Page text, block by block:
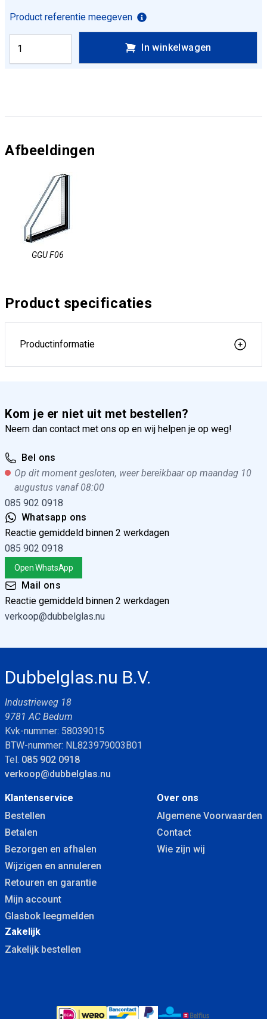
Product referentie meegeven
In winkelwagen
Afbeeldingen
GGU F06
Product specificaties
Productinformatie
Kom je er niet uit met bestellen?
Neem dan contact met ons op en wij helpen je op weg!
Bel ons
Op dit moment gesloten, weer bereikbaar op maandag 10
augustus vanaf 08:00
085 902 0918
Whatsapp ons
Reactie gemiddeld binnen 2 werkdagen
085 902 0918
Open WhatsApp
Mail ons
Reactie gemiddeld binnen 2 werkdagen
verkoop@dubbelglas.nu
Dubbelglas.nu B.V.
Industrieweg 18
9781 AC Bedum
Kvk-nummer: 58039015
BTW-nummer: NL823979003B01
Tel. 085 902 0918
verkoop@dubbelglas.nu
Klantenservice
Bestellen
Betalen
Bezorgen en afhalen
Wijzigen en annuleren
Retouren en garantie
Mijn account
Glasbok leegmelden
Over ons
Algemene Voorwaarden
Contact
Wie zijn wij
Zakelijk
Zakelijk bestellen